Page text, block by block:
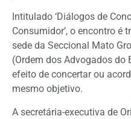
Intitulado ‘Diálogos de
Consumidor’, o encontro é
sede da Seccional Mato
(Ordem dos Advogados do
efeito de concertar ou
mesmo objetivo.
A secretária-executiva de